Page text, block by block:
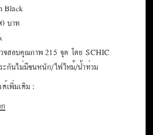
Black
บาท
จสอบคุณภาพ 215 จุด โดย SCHIC
ะกันไม่มีชนหนัก/ไฟไหม้/น้ำท่วม
เพิ่มเติม :